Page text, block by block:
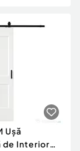
Ușă
de Interior